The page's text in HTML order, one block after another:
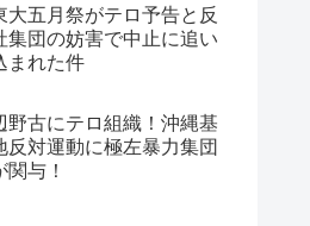
大五月祭がテロ予告と反
集団の妨害で中止に追い
まれた件
野古にテロ組織！沖縄基
反対運動に極左暴力集団
関与！